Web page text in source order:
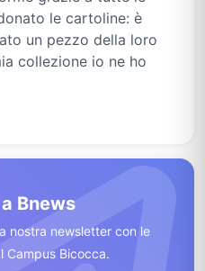
le cartoline: è
un pezzo della loro
collezione io ne ho
Bnews
nostra newsletter con le
Campus Bicocca.